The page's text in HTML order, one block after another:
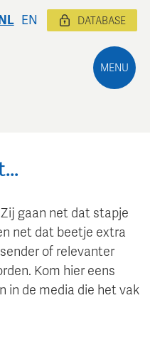
MENU
EN DATABASE
gaan net dat stapje
net dat beetje extra
of relevanter
Kom hier eens
in de media die het vak